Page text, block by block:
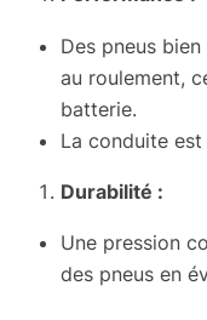
Des pneus
au roulement,
batterie.
La conduite
Durabilité :
Une pression
des pneus en